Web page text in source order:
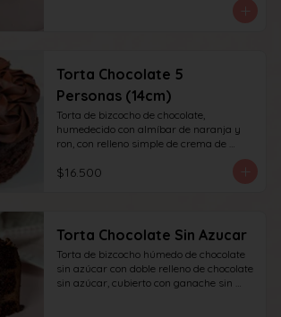
Torta Chocolate 5
Personas (14cm)
Torta de bizcocho de chocolate,
humedecido con almíbar de naranja y
ron, con relleno simple de crema de
ganache de chocolate. Recomendada
$16.500
Torta Chocolate Sin Azucar
Torta de bizcocho húmedo de chocolate
sin azúcar con doble relleno de chocolate
sin azúcar, cubierto con ganache sin